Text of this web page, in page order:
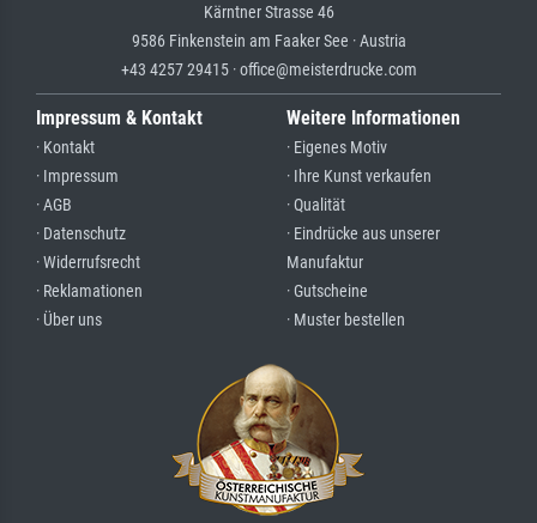
Kärntner Strasse 46
9586 Finkenstein am Faaker See · Austria
+43 4257 29415 · office@meisterdrucke.com
Impressum & Kontakt
· Kontakt
· Impressum
· AGB
· Datenschutz
· Widerrufsrecht
· Reklamationen
· Über uns
Weitere Informationen
· Eigenes Motiv
· Ihre Kunst verkaufen
· Qualität
· Eindrücke aus unserer
Manufaktur
· Gutscheine
· Muster bestellen